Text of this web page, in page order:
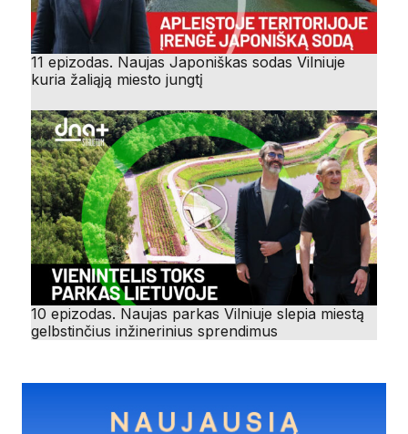
11 epizodas. Naujas Japoniškas sodas Vilniuje
kuria žaliąją miesto jungtį
10 epizodas. Naujas parkas Vilniuje slepia miestą
gelbstinčius inžinerinius sprendimus